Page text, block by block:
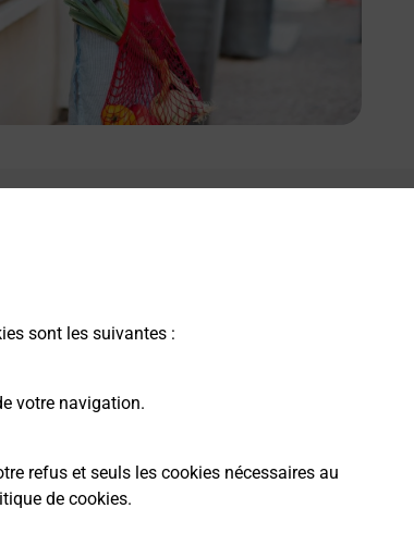
sont les suivantes :
votre navigation.
refus et seuls les cookies nécessaires au
de cookies.